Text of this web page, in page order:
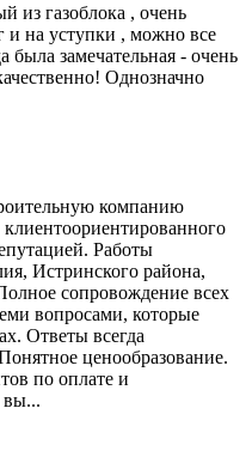
из газоблока , очень
и на уступки , можно все
была замечательная - очень
Однозначно
компанию
Работы
Истринского района,
сопровождение всех
вопросами, которые
Ответы всегда
ценообразование.
по оплате и
вы...